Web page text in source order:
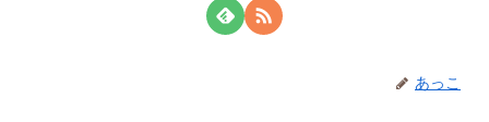
あっこ